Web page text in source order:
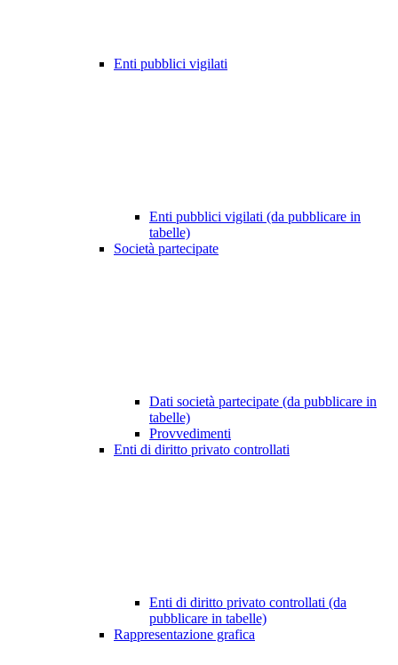
Enti pubblici vigilati
Enti pubblici vigilati (da pubblicare in
tabelle)
Società partecipate
Dati società partecipate (da pubblicare in
tabelle)
Provvedimenti
Enti di diritto privato controllati
Enti di diritto privato controllati (da
pubblicare in tabelle)
Rappresentazione grafica